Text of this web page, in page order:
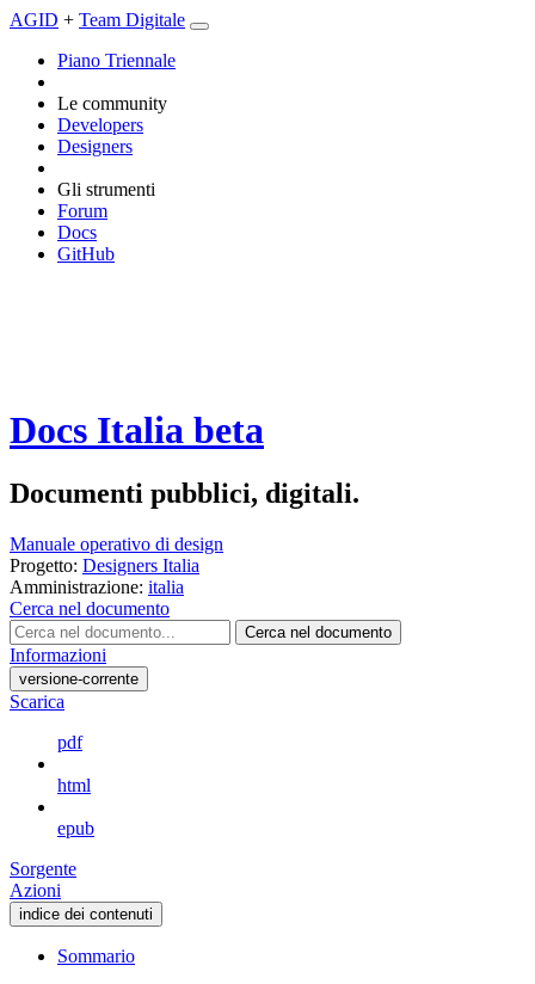
AGID + Team Digitale
Piano Triennale
Le community
Developers
Designers
Gli strumenti
Forum
Docs
GitHub
Docs Italia beta
Documenti pubblici, digitali.
Manuale operativo di design
Progetto: Designers Italia
Amministrazione: italia
Cerca nel documento
Cerca nel documento
Informazioni
versione-corrente
Scarica
pdf
html
epub
Sorgente
Azioni
indice dei contenuti
Sommario